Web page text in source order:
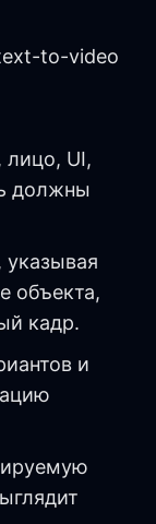
to-video
лицо, UI,
должны
объекта,
кадр.
и